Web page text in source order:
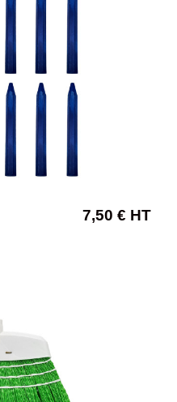
7,50 € HT